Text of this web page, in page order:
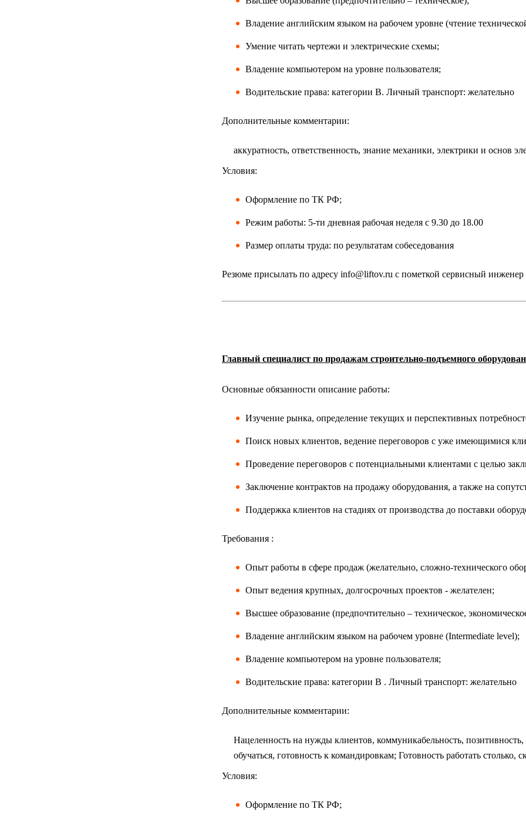
Владение английским языком на рабочем уровне (чтение
Умение читать чертежи и электрические схемы;
Владение компьютером на уровне пользователя;
Водительские права: категории B. Личный транспорт: желательно
Дополнительные комментарии:
аккуратность, ответственность, знание механики, электрики и основ
Условия:
Оформление по ТК РФ;
Режим работы: 5-ти дневная рабочая неделя с 9.30 до 18.00
Размер оплаты труда: по результатам собеседования
Резюме присылать по адресу info@liftov.ru с пометкой сервисный инженер
Главный специалист по продажам строительно-подъемного
Основные обязанности описание работы:
Изучение рынка, определение текущих и перспективных
Поиск новых клиентов, ведение переговоров с уже имеющимися
Проведение переговоров с потенциальными клиентами с целью
Заключение контрактов на продажу оборудования, а также на
Поддержка клиентов на стадиях от производства до поставки
Требования :
Опыт работы в сфере продаж (желательно, сложно-технического
Опыт ведения крупных, долгосрочных проектов - желателен;
Высшее образование (предпочтительно – техническое,
Владение английским языком на рабочем уровне (Intermediate level);
Владение компьютером на уровне пользователя;
Водительские права: категории B . Личный транспорт: желательно
Дополнительные комментарии:
Нацеленность на нужды клиентов, коммуникабельность, позитивность,
обучаться, готовность к командировкам; Готовность работать столько,
Условия:
Оформление по ТК РФ;